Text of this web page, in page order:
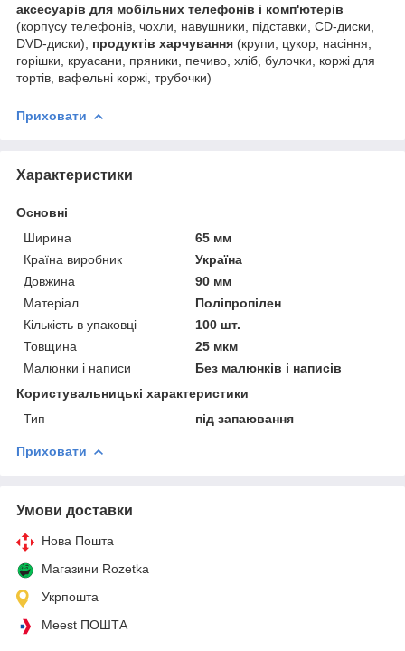
аксесуарів для мобільних телефонів і комп'ютерів
(корпусу телефонів, чохли, навушники, підставки, CD-диски,
DVD-диски), продуктів харчування (крупи, цукор, насіння,
горішки, круасани, пряники, печиво, хліб, булочки, коржі для
тортів, вафельні коржі, трубочки)
Приховати
Характеристики
Основні
Ширина
65 мм
Країна виробник
Україна
Довжина
90 мм
Матеріал
Поліпропілен
Кількість в упаковці
100 шт.
Товщина
25 мкм
Малюнки і написи
Без малюнків і написів
Користувальницькі характеристики
Тип
під запаювання
Приховати
Умови доставки
Нова Пошта
Магазини Rozetka
Укрпошта
Meest ПОШТА